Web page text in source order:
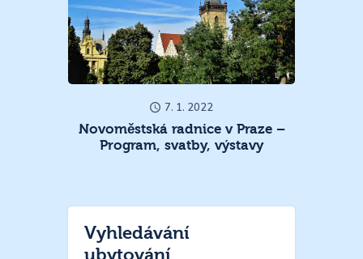
7. 1. 2022
Novoměstská radnice v Praze –
Program, svatby, výstavy
Vyhledávání